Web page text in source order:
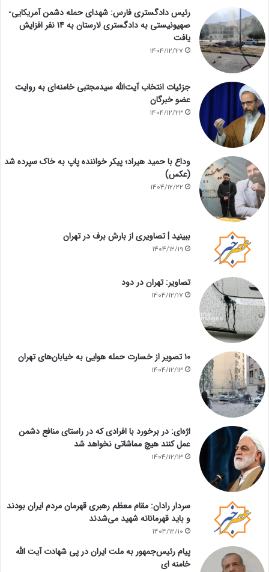
رئیس دادگستری فارس: شهدای حمله دشمن آمریکایی-
صهیونیستی به دادگستری لارستان به ۱۴ نفر افزایش
یافت
1404/12/27
جزئیات انتخاب آیت‌الله سیدمجتبی خامنه‌ای به روایت
عضو خبرگان
1404/12/23
وداع با حمید هیراد؛ پیکر خواننده پاپ به خاک سپرده شد
(عکس)
1404/12/22
ببینید | تصاویری از بارش برف در تهران
1404/12/19
تصاویر: تهران در دود
1404/12/17
۱۰ تصویر از خسارت حمله هوایی به خیابان‌های تهران
1404/12/13
اژه‌ای: در برخورد با افرادی که در راستای منافع دشمن
عمل کنند هیچ مماشاتی نخواهد شد
1404/12/13
سردار رادان: مقام معظم رهبری قهرمان مردم ایران بودند
و باید قهرمانانه شهید می‌شدند
1404/12/10
پیام رئیس‌جمهور به ملت ایران در پی شهادت آیت الله
خامنه ای